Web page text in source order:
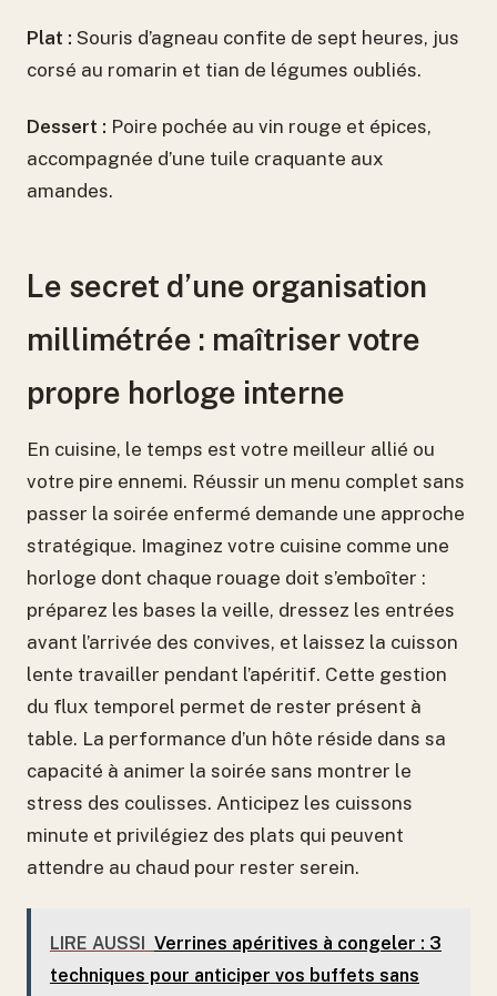
Plat : Souris d’agneau confite de sept heures, jus
corsé au romarin et tian de légumes oubliés.
Dessert : Poire pochée au vin rouge et épices,
accompagnée d’une tuile craquante aux
amandes.
Le secret d’une organisation
millimétrée : maîtriser votre
propre horloge interne
En cuisine, le temps est votre meilleur allié ou
votre pire ennemi. Réussir un menu complet sans
passer la soirée enfermé demande une approche
stratégique. Imaginez votre cuisine comme une
horloge dont chaque rouage doit s’emboîter :
préparez les bases la veille, dressez les entrées
avant l’arrivée des convives, et laissez la cuisson
lente travailler pendant l’apéritif. Cette gestion
du flux temporel permet de rester présent à
table. La performance d’un hôte réside dans sa
capacité à animer la soirée sans montrer le
stress des coulisses. Anticipez les cuissons
minute et privilégiez des plats qui peuvent
attendre au chaud pour rester serein.
LIRE AUSSI
Verrines apéritives à congeler : 3
techniques pour anticiper vos buffets sans